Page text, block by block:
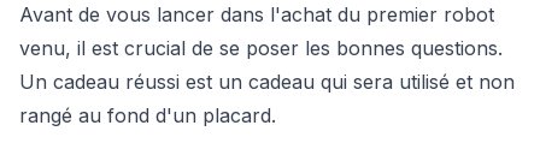
Avant de vous lancer dans l'achat du premier robot
venu, il est crucial de se poser les bonnes questions.
Un cadeau réussi est un cadeau qui sera utilisé et non
rangé au fond d'un placard.